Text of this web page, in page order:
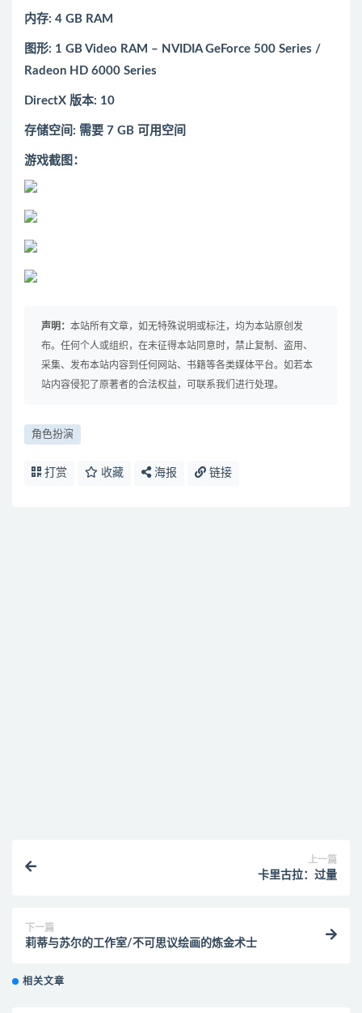
内存: 4 GB RAM
图形: 1 GB Video RAM – NVIDIA GeForce 500 Series /
Radeon HD 6000 Series
DirectX 版本: 10
存储空间: 需要 7 GB 可用空间
游戏截图：
声明： 本站所有文章，如无特殊说明或标注，均为本站原创发
布。任何个人或组织，在未征得本站同意时，禁止复制、盗用、
采集、发布本站内容到任何网站、书籍等各类媒体平台。如若本
站内容侵犯了原著者的合法权益，可联系我们进行处理。
角色扮演
打赏 收藏 海报 链接
上一篇
卡里古拉：过量
下一篇
莉蒂与苏尔的工作室/不可思议绘画的炼金术士
相关文章